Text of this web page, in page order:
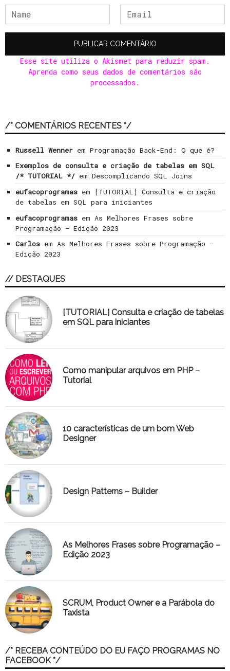
Esse site utiliza o Akismet para reduzir spam.
Aprenda como seus dados de comentários são
processados .
/* COMENTÁRIOS RECENTES */
Russell Wenner em Programação Back-End: O que é?
Exemplos de consulta e criação de tabelas em SQL
/* TUTORIAL */ em Descomplicando SQL Joins
eufacoprogramas em
[TUTORIAL] Consulta e criação
de tabelas em SQL para iniciantes
eufacoprogramas em As Melhores Frases sobre
Programação – Edição 2023
Carlos em As Melhores Frases sobre Programação –
Edição 2023
// DESTAQUES
[TUTORIAL] Consulta e criação de tabelas
em SQL para iniciantes
Como manipular arquivos em PHP –
Tutorial
10 características de um bom Web
Designer
Design Patterns – Builder
As Melhores Frases sobre Programação –
Edição 2023
SCRUM, Product Owner e a Parábola do
Taxista
/* RECEBA CONTEÚDO DO EU FAÇO PROGRAMAS NO
FACEBOOK */